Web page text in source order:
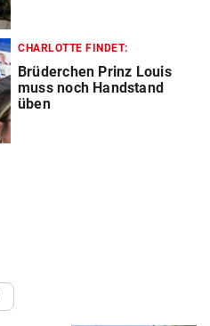
CHARLOTTE FINDET:
Brüderchen Prinz Louis
muss noch Handstand
üben